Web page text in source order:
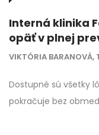
Interná klinika
opäť v plnej
VIKTÓRIA BARANOVÁ,
Dostupné sú všetky
pokračuje bez